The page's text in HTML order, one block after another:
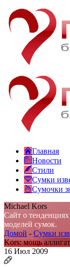
Главная
Новости
Стили
Сумки
Сумочки
Michael Kors
Сайт о
моделей сумок.
Домой - Сумки
Kors: мощь
16 Июл 2009